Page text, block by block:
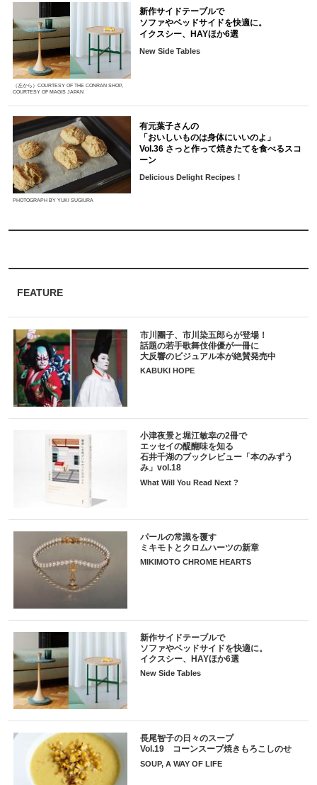
FEATURE
市川團子、市川染五郎らが登場！
話題の若手歌舞伎俳優が一冊に
大反響のビジュアル本が絶賛発売中
KABUKI HOPE
小津夜景と堀江敏幸の2冊で
エッセイの醍醐味を知る
石井千湖のブックレビュー「本のみずう
み」vol.18
What Will You Read Next ?
パールの常識を覆す
ミキモトとクロムハーツの新章
MIKIMOTO CHROME HEARTS
新作サイドテーブルで
ソファやベッドサイドを快適に。
イクスシー、HAYほか6選
New Side Tables
長尾智子の日々のスープ
Vol.19 コーンスープ焼きもろこしのせ
SOUP, A WAY OF LIFE
（左から）COURTESY OF THE CONRAN SHOP,
COURTESY OF MAGIS JAPAN
新作サイドテーブルで
ソファやベッドサイドを快適に。
イクスシー、HAYほか6選
New Side Tables
PHOTOGRAPH BY YUKI SUGIURA
有元葉子さんの
「おいしいものは身体にいいのよ」
Vol.36 さっと作って焼きたてを食べるスコ
ーン
Delicious Delight Recipes！